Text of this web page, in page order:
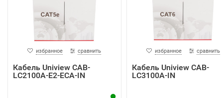
избранное сравнить
Кабель Uniview CAB-
LC2100A-E2-ECA-IN
избранное сравнить
Кабель Uniview CAB-
LC3100A-IN